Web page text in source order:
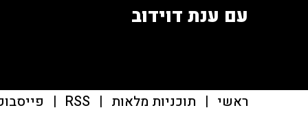
עם ענת דוידוב
ראשי | תוכניות מלאות |
RSS
|